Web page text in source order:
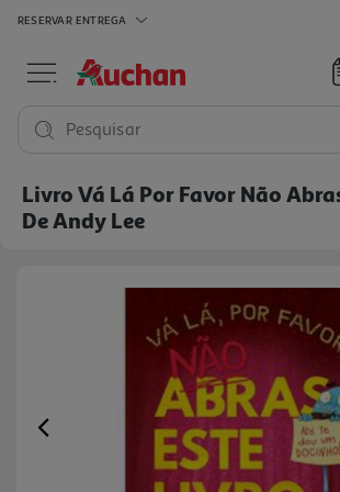
RESERVAR ENTREGA
Pesquisar
Livro Vá Lá Por Favor Não
De Andy Lee
Previous